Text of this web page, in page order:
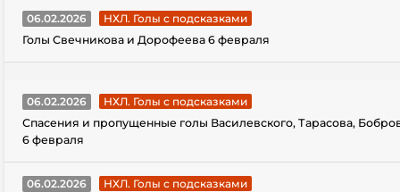
06.02.2026
НХЛ. Голы с подсказками
Голы Свечникова и Дорофеева 6 февраля
06.02.2026
НХЛ. Голы с подсказками
Спасения и пропущенные голы Василевского, Тарасова,
6 февраля
06.02.2026
НХЛ. Голы с подсказками